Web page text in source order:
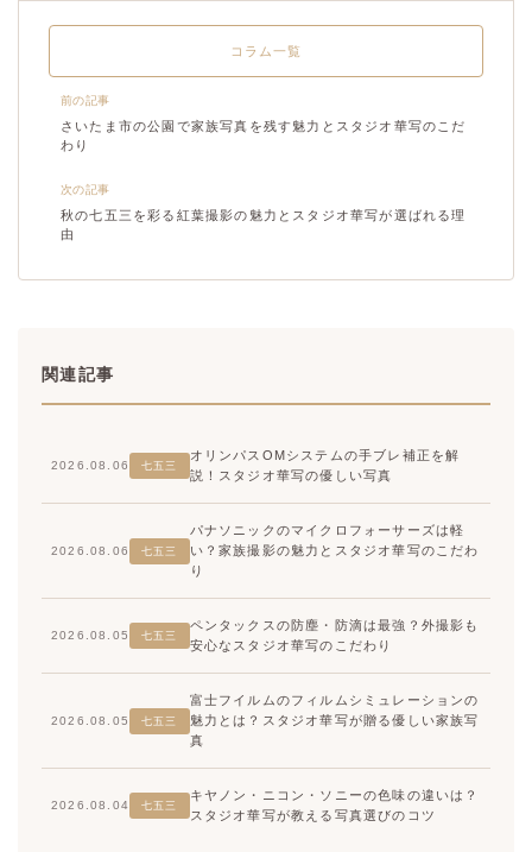
前の記事
さいたま市の公園で家族写真を残す魅力とスタジオ華写のこだ
わり
コラム一覧
次の記事
秋の七五三を彩る紅葉撮影の魅力とスタジオ華写が選ばれる理
由
関連記事
2026.08.06 七五三
オリンパスOMシステムの手ブレ補正を解
説！スタジオ華写の優しい写真
2026.08.06 七五三
パナソニックのマイクロフォーサーズは軽
い？家族撮影の魅力とスタジオ華写のこだわ
り
2026.08.05 七五三
ペンタックスの防塵・防滴は最強？外撮影も
安心なスタジオ華写のこだわり
2026.08.05 七五三
富士フイルムのフィルムシミュレーションの
魅力とは？スタジオ華写が贈る優しい家族写
真
2026.08.04 七五三
キヤノン・ニコン・ソニーの色味の違いは？
スタジオ華写が教える写真選びのコツ